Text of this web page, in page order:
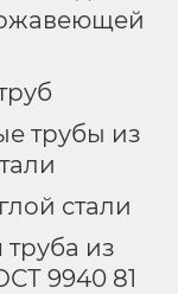
трубы из
стали
из
9940 81